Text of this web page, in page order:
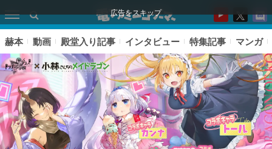
広告をスキップ
赫本 動画 殿堂入り記事 インタビュー 特集記事 マンガ